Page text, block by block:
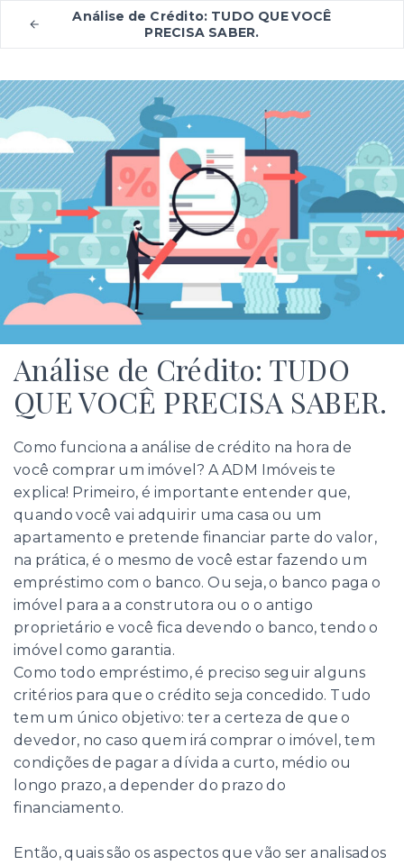
Análise de Crédito: TUDO QUE VOCÊ
PRECISA SABER.
Análise de Crédito: TUDO
QUE VOCÊ PRECISA SABER.
Como funciona a análise de crédito na hora de
você comprar um imóvel? A ADM Imóveis te
explica! Primeiro, é importante entender que,
quando você vai adquirir uma casa ou um
apartamento e pretende financiar parte do valor,
na prática, é o mesmo de você estar fazendo um
empréstimo com o banco. Ou seja, o banco paga o
imóvel para a a construtora ou o o antigo
proprietário e você fica devendo o banco, tendo o
imóvel como garantia.
Como todo empréstimo, é preciso seguir alguns
critérios para que o crédito seja concedido. Tudo
tem um único objetivo: ter a certeza de que o
devedor, no caso quem irá comprar o imóvel, tem
condições de pagar a dívida a curto, médio ou
longo prazo, a depender do prazo do
financiamento.
Então, quais são os aspectos que vão ser analisados